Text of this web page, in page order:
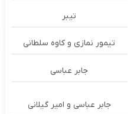
تیبر
تیمور نمازی و کاوه سلطانی
جابر عباسی
جابر عباسی و امیر گیلانی